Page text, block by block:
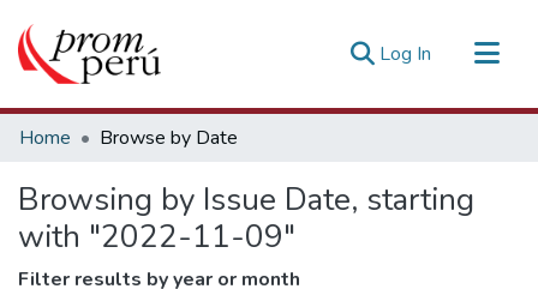
Log In (current)
Communities & Collections
Estadísticas Externas
Home Browse by Date
Browsing by Issue Date, starting
with "2022-11-09"
Filter results by year or month